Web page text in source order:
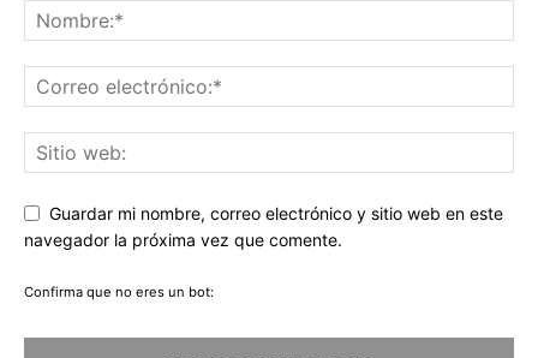
Guardar mi nombre, correo electrónico y sitio web en este
navegador la próxima vez que comente.
Confirma que no eres un bot: